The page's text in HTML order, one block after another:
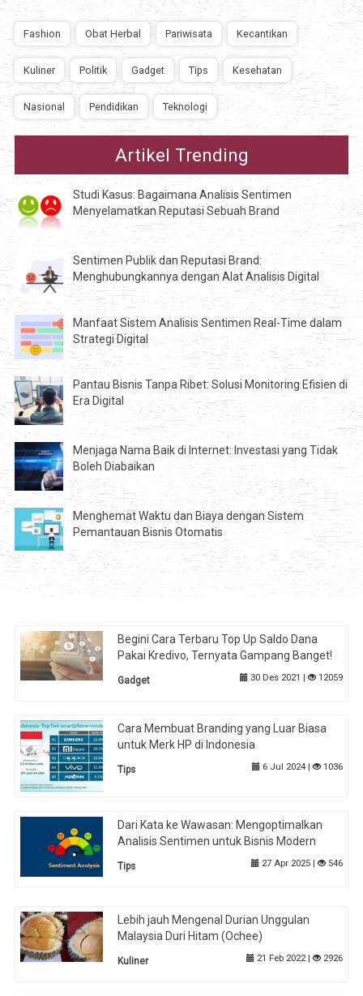
Fashion Obat Herbal Pariwisata Kecantikan
Kuliner Politik Gadget Tips Kesehatan
Nasional Pendidikan Teknologi
Artikel Trending
Studi Kasus: Bagaimana Analisis Sentimen
Menyelamatkan Reputasi Sebuah Brand
Sentimen Publik dan Reputasi Brand:
Menghubungkannya dengan Alat Analisis Digital
Manfaat Sistem Analisis Sentimen Real-Time dalam
Strategi Digital
Pantau Bisnis Tanpa Ribet: Solusi Monitoring Efisien di
Era Digital
Menjaga Nama Baik di Internet: Investasi yang Tidak
Boleh Diabaikan
Menghemat Waktu dan Biaya dengan Sistem
Pemantauan Bisnis Otomatis
Begini Cara Terbaru Top Up Saldo Dana
Pakai Kredivo, Ternyata Gampang Banget!
Gadget 30 Des 2021 | 12059
Cara Membuat Branding yang Luar Biasa
untuk Merk HP di Indonesia
Tips 6 Jul 2024 | 1036
Dari Kata ke Wawasan: Mengoptimalkan
Analisis Sentimen untuk Bisnis Modern
Tips 27 Apr 2025 | 546
Lebih jauh Mengenal Durian Unggulan
Malaysia Duri Hitam (Ochee)
Kuliner 21 Feb 2022 | 2926